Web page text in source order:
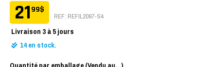
2199$
REF: REFIL2097-S4
Livraison3 à 5 jours
14en stock.